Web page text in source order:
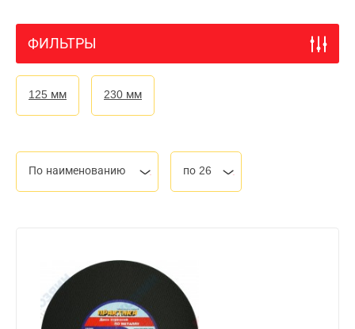
ФИЛЬТРЫ
125 мм 230 мм
По наименованию по 26